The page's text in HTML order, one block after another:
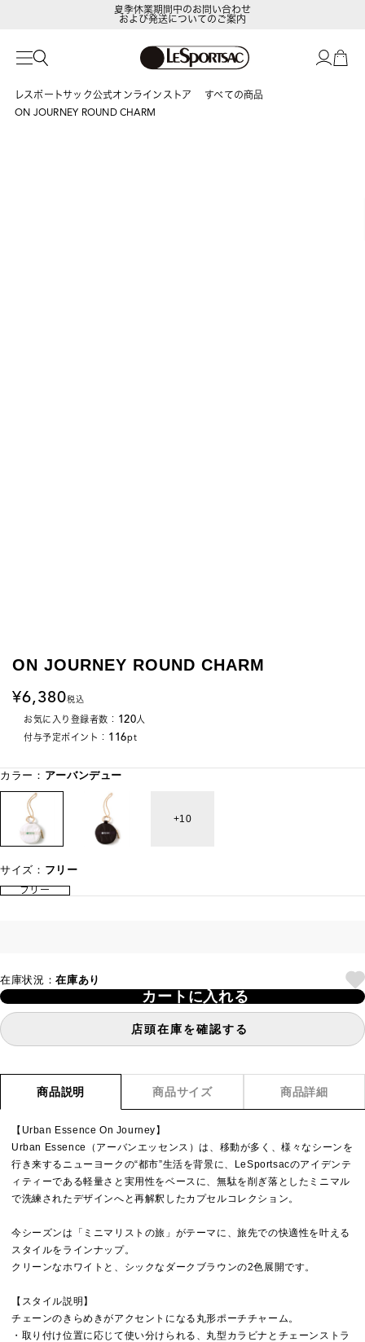
夏季休業期間中のお問い合わせ
および発送についてのご案内
レスポートサック公式オンラインストア
すべての商品
ON JOURNEY ROUND CHARM
ON JOURNEY ROUND CHARM
6,380税込
お気に入り登録者数： 120人
付与予定ポイント： 116pt
カラー： アーバンデュー
10
サイズ： フリー
フリー
在庫状況：在庫あり
カートに入れる
店頭在庫を確認する
商品説明 商品サイズ 商品詳細
【Urban Essence On Journey】
Urban Essence（アーバンエッセンス）は、移動が多く、様々なシーンを
行き来するニューヨークの“都市”生活を背景に、LeSportsacのアイデンテ
ィティーである軽量さと実用性をベースに、無駄を削ぎ落としたミニマル
で洗練されたデザインへと再解釈したカプセルコレクション。
今シーズンは「ミニマリストの旅」がテーマに、旅先での快適性を叶える
スタイルをラインナップ。
クリーンなホワイトと、シックなダークブラウンの2色展開です。
【スタイル説明】
チェーンのきらめきがアクセントになる丸形ポーチチャーム。
・取り付け位置に応じて使い分けられる、丸型カラビナとチェーンストラ